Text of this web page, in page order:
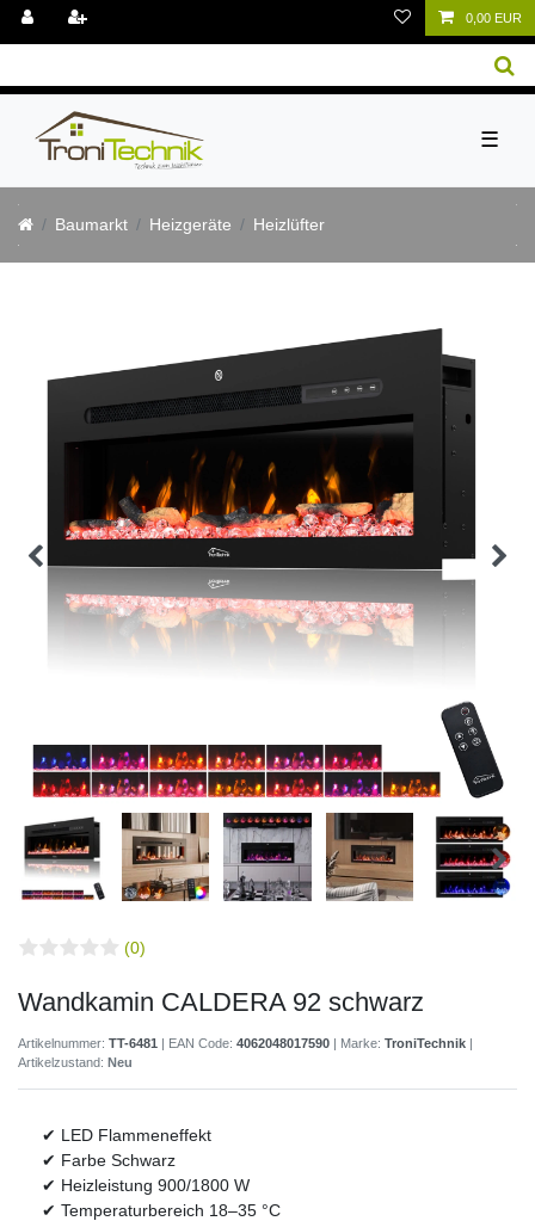
0,00 EUR
☰
Baumarkt Heizgeräte Heizlüfter
(0)
Wandkamin CALDERA 92 schwarz
Artikelnummer: TT-6481 | EAN Code: 4062048017590 | Marke: TroniTechnik |
Artikelzustand: Neu
✔ LED Flammeneffekt
✔ Farbe Schwarz
✔ Heizleistung 900/1800 W
✔ Temperaturbereich 18–35 °C